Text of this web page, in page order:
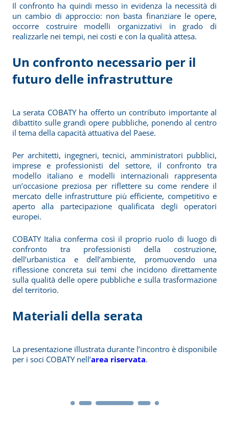
Il confronto ha quindi messo in evidenza la necessità di
un cambio di approccio: non basta finanziare le opere,
occorre costruire modelli organizzativi in grado di
realizzarle nei tempi, nei costi e con la qualità attesa.
Un confronto necessario per il
futuro delle infrastrutture
La serata COBATY ha offerto un contributo importante al
dibattito sulle grandi opere pubbliche, ponendo al centro
il tema della capacità attuativa del Paese.
Per architetti, ingegneri, tecnici, amministratori pubblici,
imprese e professionisti del settore, il confronto tra
modello italiano e modelli internazionali rappresenta
un’occasione preziosa per riflettere su come rendere il
mercato delle infrastrutture più efficiente, competitivo e
aperto alla partecipazione qualificata degli operatori
europei.
COBATY Italia conferma così il proprio ruolo di luogo di
confronto tra professionisti della costruzione,
dell’urbanistica e dell’ambiente, promuovendo una
riflessione concreta sui temi che incidono direttamente
sulla qualità delle opere pubbliche e sulla trasformazione
del territorio.
Materiali della serata
La presentazione illustrata durante l’incontro è disponibile
per i soci COBATY nell’area riservata.